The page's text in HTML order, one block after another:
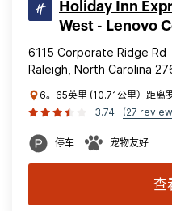
Holiday Inn
West - Lenovo
6115 Corporate Ridge Rd
Raleigh, North Carolina
6。65英里 (10.71公里）距离
3.74
(27
停车 宠物友好
查